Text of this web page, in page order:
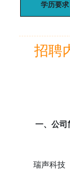
学历要求
招聘
一、公司
瑞声科技